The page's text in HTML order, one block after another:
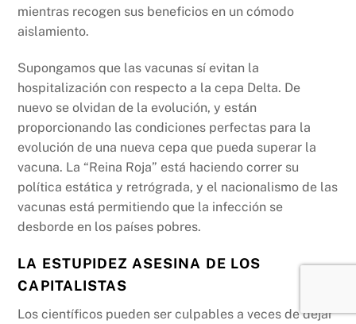
mientras recogen sus beneficios en un cómodo
aislamiento.
Supongamos que las vacunas sí evitan la
hospitalización con respecto a la cepa Delta. De
nuevo se olvidan de la evolución, y están
proporcionando las condiciones perfectas para la
evolución de una nueva cepa que pueda superar la
vacuna. La “Reina Roja” está haciendo correr su
política estática y retrógrada, y el nacionalismo de las
vacunas está permitiendo que la infección se
desborde en los países pobres.
LA ESTUPIDEZ ASESINA DE LOS
CAPITALISTAS
Los científicos pueden ser culpables a veces de dejar